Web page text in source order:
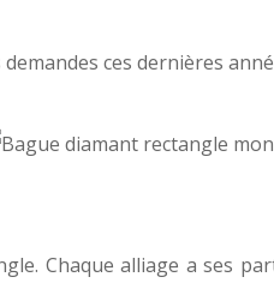
ces dernières
Chaque alliage a ses